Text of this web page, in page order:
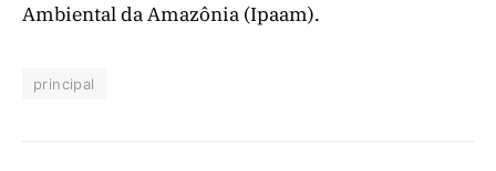
Ambiental da Amazônia (Ipaam).
principal